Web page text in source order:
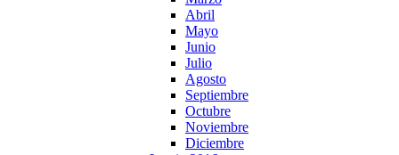
Abril
Mayo
Junio
Julio
Agosto
Septiembre
Octubre
Noviembre
Diciembre